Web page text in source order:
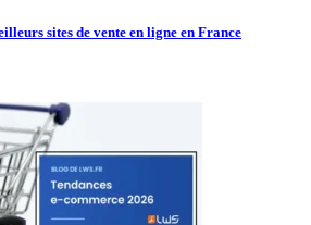
sites de vente en ligne en France